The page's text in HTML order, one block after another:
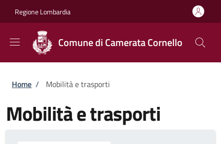
Regione Lombardia
Comune di Camerata Cornello
Briciole di pane
Home / Mobilità e trasporti
Mobilità e trasporti